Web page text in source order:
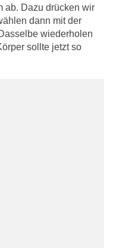
ab. Dazu drücken wir
dann mit der
wiederholen
sollte jetzt so